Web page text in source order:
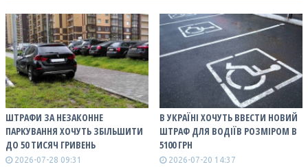
ШТРАФИ ЗА НЕЗАКОННЕ
ПАРКУВАННЯ ХОЧУТЬ ЗБІЛЬШИТИ
ДО 50 ТИСЯЧ ГРИВЕНЬ
2026-07-28 09:31
В УКРАЇНІ ХОЧУТЬ ВВЕСТИ НОВИЙ
ШТРАФ ДЛЯ ВОДІЇВ РОЗМІРОМ В
5100 ГРН
2026-07-20 14:37